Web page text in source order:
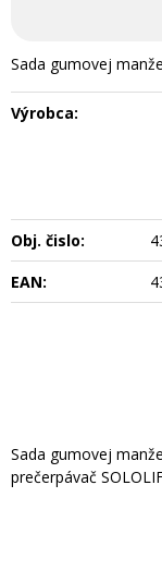
Sada gumovej
Výrobca:
Obj. čislo:
EAN:
Sada gumovej
prečerpávač